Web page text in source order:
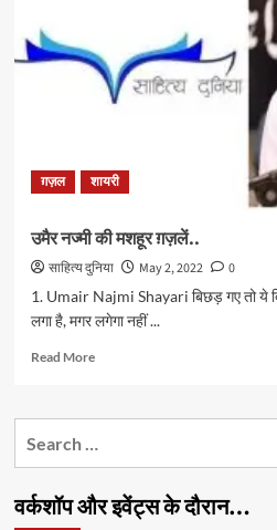
ग़ज़ल शायरी
उमैर नज्मी की मशहूर ग़ज़लें..
साहित्य दुनिया May 2, 2022
0
1. Umair Najmi Shayari बिछड़ गए तो ये
लगा है, मगर लगेगा नहीं ...
Read MoreRead
उमैर
ग़ज़लें..
वर्कशॉप और इवेंट्स के दौरान…